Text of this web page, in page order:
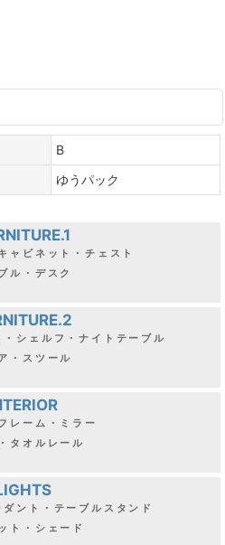
B
ゆうパック
ャビネット・チェスト
ル・デスク
シェルフ・ナイトテーブル
・スツール
レーム・ミラー
タオルレール
ント・テーブルスタンド
ト・シェード